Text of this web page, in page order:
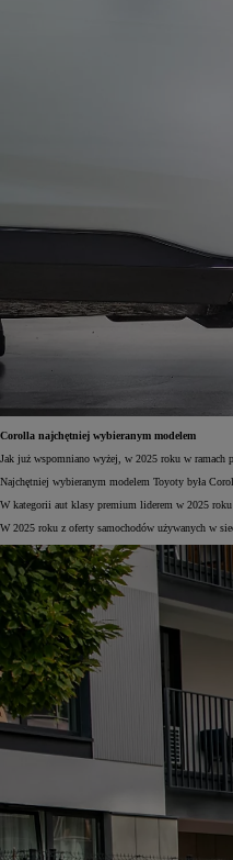
Corolla najchętniej wybieranym modelem
Jak już wspomniano wyżej, w 2025 roku w ramach
Najchętniej wybieranym modelem Toyoty była
W kategorii aut klasy premium liderem w 2025
W 2025 roku z oferty samochodów używanych w